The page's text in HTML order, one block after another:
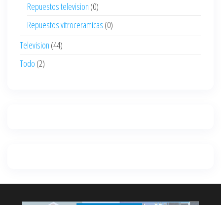
Repuestos television (0)
Repuestos vitroceramicas (0)
Television (44)
Todo (2)